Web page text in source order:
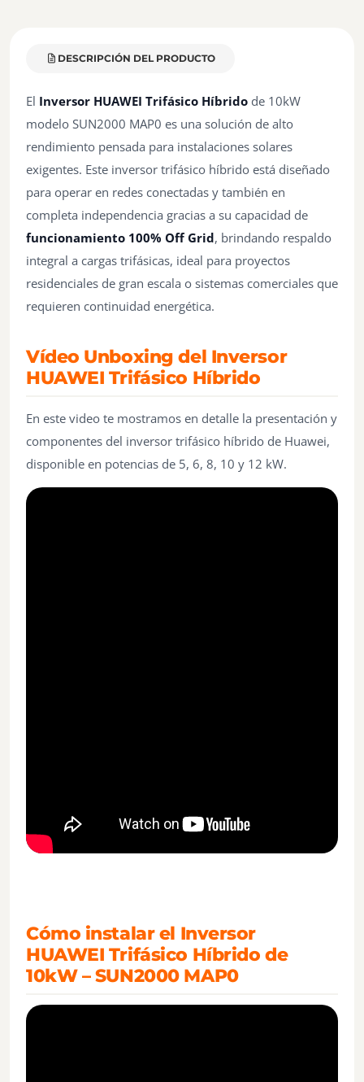
DESCRIPCIÓN DEL PRODUCTO
El Inversor HUAWEI Trifásico Híbrido de 10kW
modelo SUN2000 MAP0 es una solución de alto
rendimiento pensada para instalaciones solares
exigentes. Este inversor trifásico híbrido está diseñado
para operar en redes conectadas y también en
completa independencia gracias a su capacidad de
funcionamiento 100% Off Grid, brindando respaldo
integral a cargas trifásicas, ideal para proyectos
residenciales de gran escala o sistemas comerciales que
requieren continuidad energética.
Vídeo Unboxing del Inversor
HUAWEI Trifásico Híbrido
En este video te mostramos en detalle la presentación y
componentes del inversor trifásico híbrido de Huawei,
disponible en potencias de 5, 6, 8, 10 y 12 kW.
Cómo instalar el Inversor
HUAWEI Trifásico Híbrido de
10kW – SUN2000 MAP0